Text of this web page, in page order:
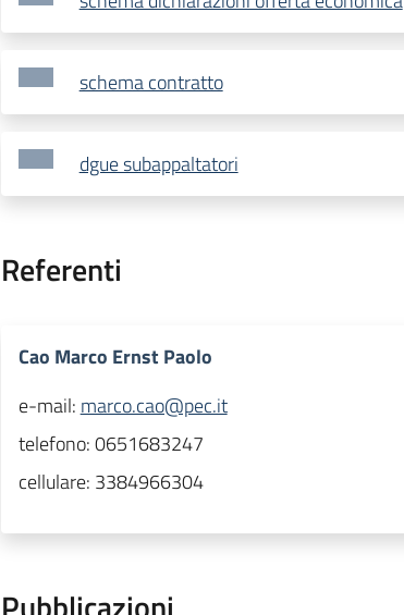
schema contratto
dgue subappaltatori
Referenti
Cao Marco Ernst Paolo
e-mail: marco.cao@pec.it
telefono:0651683247
cellulare: 3384966304